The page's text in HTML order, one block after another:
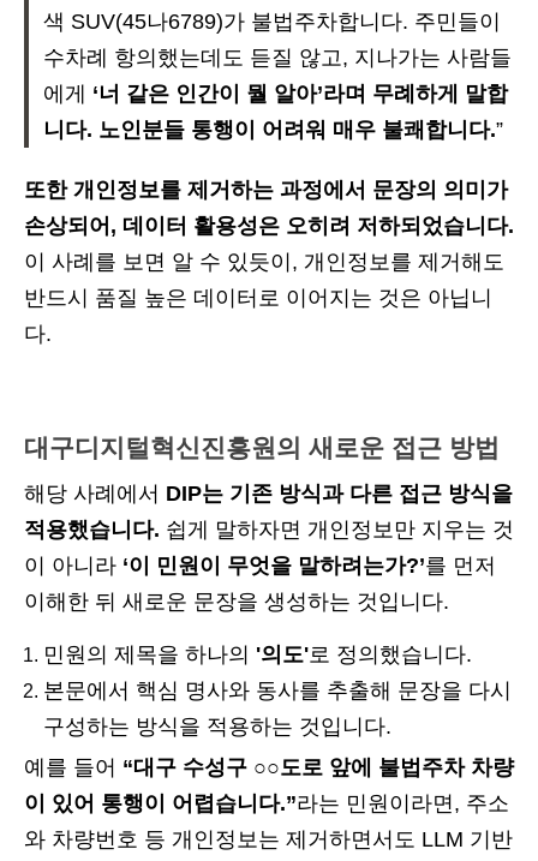
색 SUV(45나6789)가 불법주차합니다. 주민들이
수차례 항의했는데도 듣질 않고, 지나가는 사람들
에게 ‘너 같은 인간이 뭘 알아’라며 무례하게 말합
니다. 노인분들 통행이 어려워 매우 불쾌합니다.”
또한 개인정보를 제거하는 과정에서 문장의 의미가
손상되어, 데이터 활용성은 오히려 저하되었습니다.
이 사례를 보면 알 수 있듯이, 개인정보를 제거해도
반드시 품질 높은 데이터로 이어지는 것은 아닙니
다.
대구디지털혁신진흥원의 새로운 접근 방법
해당 사례에서 DIP는 기존 방식과 다른 접근 방식을
적용했습니다. 쉽게 말하자면 개인정보만 지우는 것
이 아니라 ‘이 민원이 무엇을 말하려는가?’를 먼저
이해한 뒤 새로운 문장을 생성하는 것입니다.
민원의 제목을 하나의 '의도'로 정의했습니다.
본문에서 핵심 명사와 동사를 추출해 문장을 다시
구성하는 방식을 적용하는 것입니다.
예를 들어 “대구 수성구 ○○도로 앞에 불법주차 차량
이 있어 통행이 어렵습니다.”라는 민원이라면, 주소
와 차량번호 등 개인정보는 제거하면서도 LLM 기반